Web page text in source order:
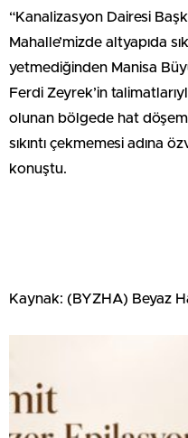
“Kanalizasyon Dairesi
Mahalle’mizde altyapıda
yetmediğinden Manisa
Ferdi Zeyrek’in
olunan bölgede hat
sıkıntı çekmemesi adına
konuştu.
Kaynak: (BYZHA) Beyaz